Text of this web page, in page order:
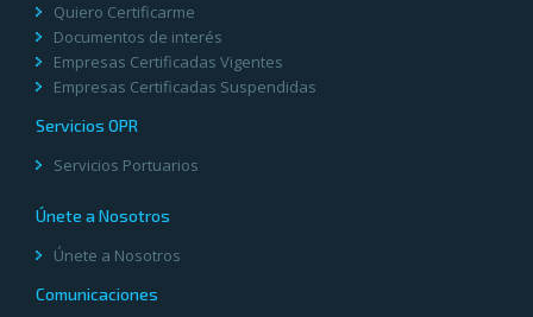
Quiero Certificarme
Documentos de interés
Empresas Certificadas Vigentes
Empresas Certificadas Suspendidas
Servicios OPR
Servicios Portuarios
Únete a Nosotros
Únete a Nosotros
Comunicaciones